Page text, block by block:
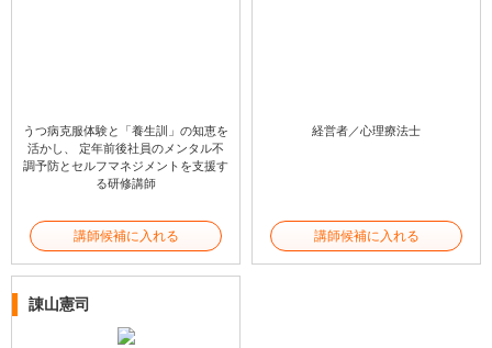
うつ病克服体験と「養生訓」の知恵を
活かし、 定年前後社員のメンタル不
調予防とセルフマネジメントを支援す
る研修講師
講師候補に入れる
経営者／心理療法士
講師候補に入れる
諌山憲司